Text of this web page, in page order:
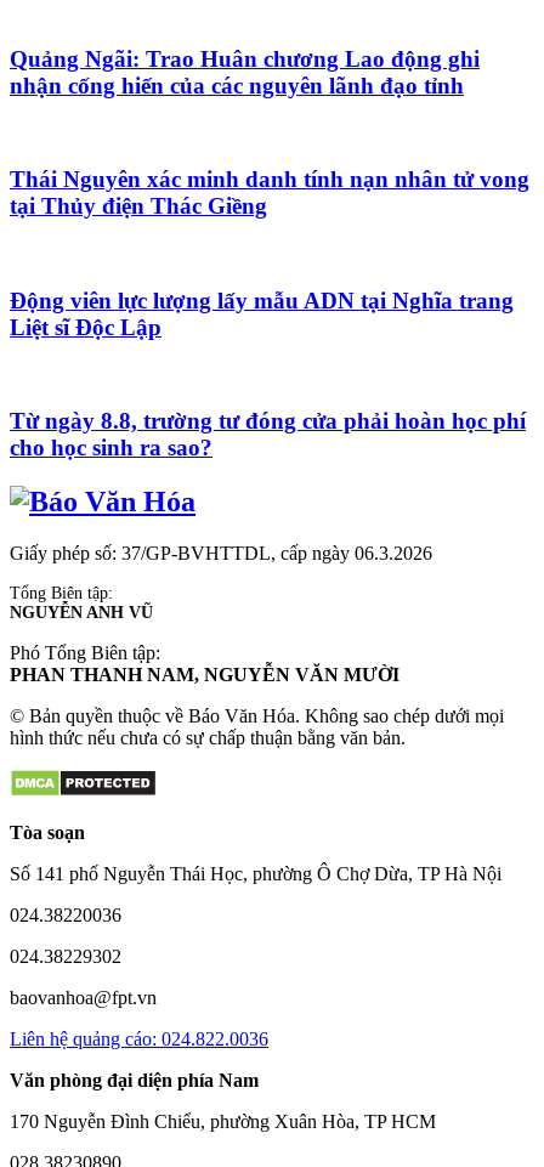
Quảng Ngãi: Trao Huân chương Lao động ghi
nhận cống hiến của các nguyên lãnh đạo tỉnh
Thái Nguyên xác minh danh tính nạn nhân tử vong
tại Thủy điện Thác Giềng
Động viên lực lượng lấy mẫu ADN tại Nghĩa trang
Liệt sĩ Độc Lập
Từ ngày 8.8, trường tư đóng cửa phải hoàn học phí
cho học sinh ra sao?
Giấy phép số: 37/GP-BVHTTDL, cấp ngày 06.3.2026
Tổng Biên tập:
NGUYỄN ANH VŨ
Phó Tổng Biên tập:
PHAN THANH NAM, NGUYỄN VĂN MƯỜI
© Bản quyền thuộc về Báo Văn Hóa. Không sao chép dưới mọi
hình thức nếu chưa có sự chấp thuận bằng văn bản.
Tòa soạn
Số 141 phố Nguyễn Thái Học, phường Ô Chợ Dừa, TP Hà Nội
024.38220036
024.38229302
baovanhoa@fpt.vn
Liên hệ quảng cáo: 024.822.0036
Văn phòng đại diện phía Nam
170 Nguyễn Đình Chiểu, phường Xuân Hòa, TP HCM
028.38230890